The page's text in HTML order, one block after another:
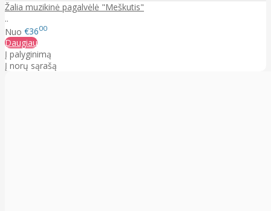
Žalia muzikinė pagalvėlė "Meškutis"
..
Nuo €3600
Daugiau
Į palyginimą
Į norų sąrašą